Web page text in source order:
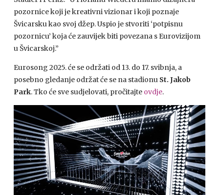
pozornice koji je kreativni vizionar i koji poznaje
Švicarsku kao svoj džep. Uspio je stvoriti ‘potpisnu
pozornicu’ koja će zauvijek biti povezana s Eurovizijom
u Švicarskoj.”
Eurosong 2025. će se održati od 13. do 17. svibnja, a
posebno gledanje održat će se na stadionu St. Jakob
Park. Tko će sve sudjelovati, pročitajte ovdje.